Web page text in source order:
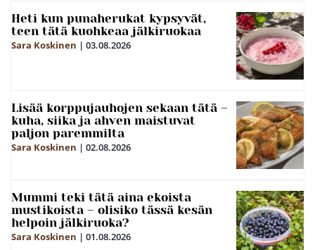
Heti kun punaherukat kypsyvät,
teen tätä kuohkeaa jälkiruokaa
Sara Koskinen | 03.08.2026
Lisää korppujauhojen sekaan tätä –
kuha, siika ja ahven maistuvat
paljon paremmilta
Sara Koskinen | 02.08.2026
Mummi teki tätä aina ekoista
mustikoista – olisiko tässä kesän
helpoin jälkiruoka?
Sara Koskinen | 01.08.2026